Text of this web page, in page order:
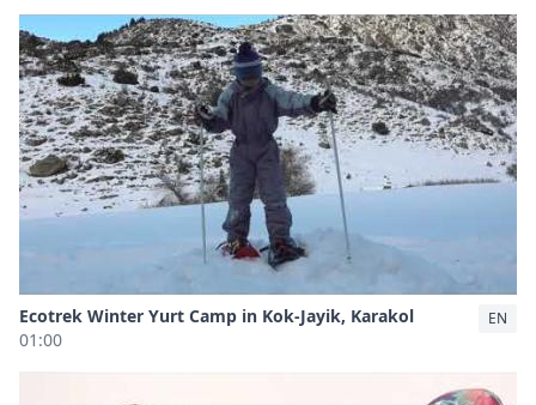
Ecotrek Winter Yurt Camp in Kok-Jayik, Karakol
01:00
EN